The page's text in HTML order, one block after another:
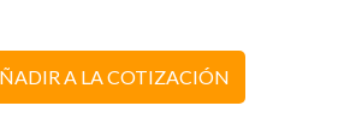
A LA COTIZACIÓN